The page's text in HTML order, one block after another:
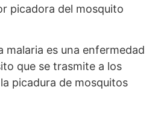
picadora del mosquito
malaria es una enfermedad
que se trasmite a los
picadura de mosquitos